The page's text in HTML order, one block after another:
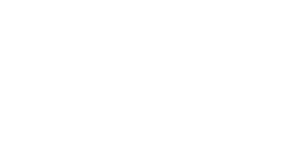
anderen Tab oder Fenster geöffnet.